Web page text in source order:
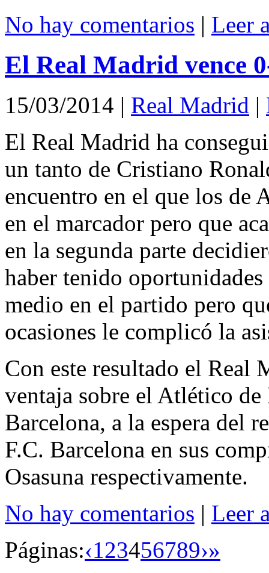
No hay comentarios | Leer
El Real Madrid vence
15/03/2014 | Real Madrid |
El Real Madrid ha
un tanto de Cristiano
encuentro en el que los de
en el marcador pero que
en la segunda parte
haber tenido
medio en el partido pero
ocasiones le complicó la
Con este resultado el Real
ventaja sobre el Atlético
Barcelona, a la espera del
F.C. Barcelona en sus
Osasuna respectivamente.
No hay comentarios | Leer
Páginas:‹123456789›»